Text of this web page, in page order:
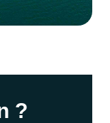
?